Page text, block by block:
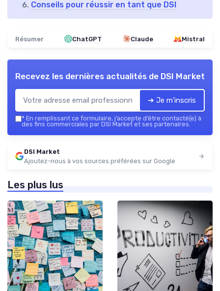
Conseils pour réussir en tant que DSI
Résumer ChatGPT Claude Mistral
Recevez les dernières actualités de DSI Market
➔ Je m'inscris
* En remplissant ce formulaire, j’accepte d’être contacté(e) à
des fins commerciales par DSI Market et ses partenaires.
DSI Market
Ajoutez-nous à vos sources préférées sur Google
Les plus lus